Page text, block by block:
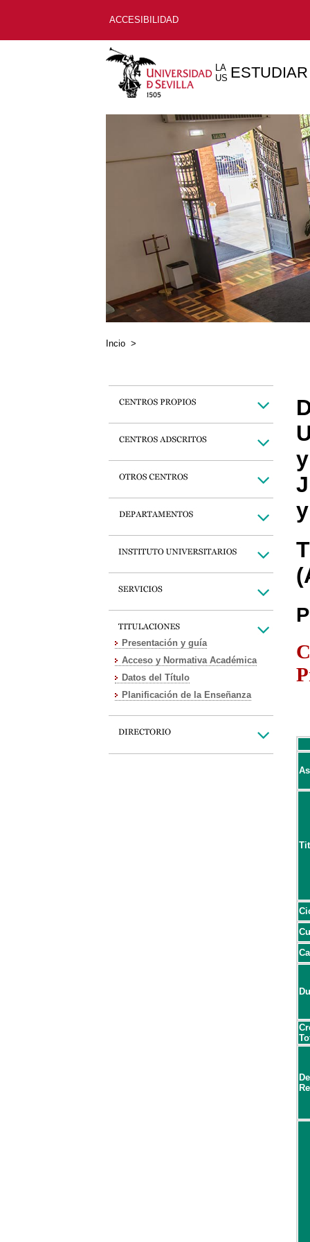
ACCESIBILIDAD
LA
US ESTUDIAR
Incio >
Presentación y guía
Acceso y Normativa Académica
Datos del Título
Planificación de la Enseñanza